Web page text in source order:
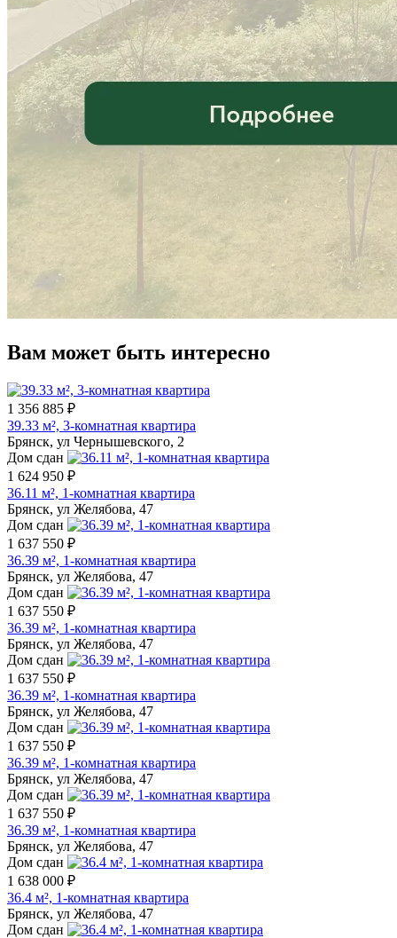
Вам может быть интересно
1 356 885 ₽
39.33 м², 3-комнатная квартира
Брянск, ул Чернышевского, 2
Дом сдан
1 624 950 ₽
36.11 м², 1-комнатная квартира
Брянск, ул Желябова, 47
Дом сдан
1 637 550 ₽
36.39 м², 1-комнатная квартира
Брянск, ул Желябова, 47
Дом сдан
1 637 550 ₽
36.39 м², 1-комнатная квартира
Брянск, ул Желябова, 47
Дом сдан
1 637 550 ₽
36.39 м², 1-комнатная квартира
Брянск, ул Желябова, 47
Дом сдан
1 637 550 ₽
36.39 м², 1-комнатная квартира
Брянск, ул Желябова, 47
Дом сдан
1 637 550 ₽
36.39 м², 1-комнатная квартира
Брянск, ул Желябова, 47
Дом сдан
1 638 000 ₽
36.4 м², 1-комнатная квартира
Брянск, ул Желябова, 47
Дом сдан